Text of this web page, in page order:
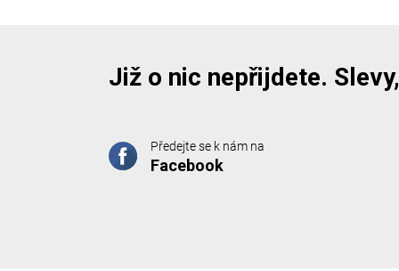
Již o nic nepřijdete.
Předejte se k nám na
Facebook